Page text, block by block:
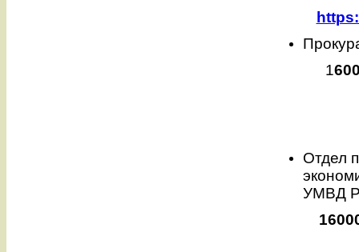
1
Отдел
УМВД